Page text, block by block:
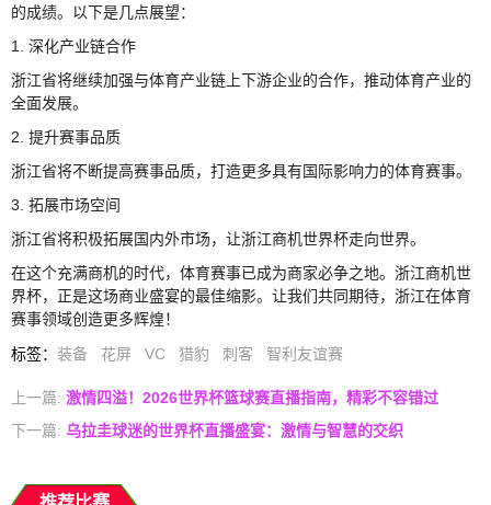
的成绩。以下是几点展望：
1. 深化产业链合作
浙江省将继续加强与体育产业链上下游企业的合作，推动体育产业的
全面发展。
2. 提升赛事品质
浙江省将不断提高赛事品质，打造更多具有国际影响力的体育赛事。
3. 拓展市场空间
浙江省将积极拓展国内外市场，让浙江商机世界杯走向世界。
在这个充满商机的时代，体育赛事已成为商家必争之地。浙江商机世
界杯，正是这场商业盛宴的最佳缩影。让我们共同期待，浙江在体育
赛事领域创造更多辉煌！
标签： 装备 花屏 VC 猎豹 刺客 智利友谊赛
上一篇: 激情四溢！2026世界杯篮球赛直播指南，精彩不容错过
下一篇: 乌拉圭球迷的世界杯直播盛宴：激情与智慧的交织